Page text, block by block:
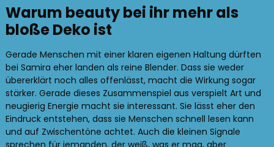
Warum beauty bei ihr mehr als
bloße Deko ist
Gerade Menschen mit einer klaren eigenen Haltung dürften
bei Samira eher landen als reine Blender. Dass sie weder
übererklärt noch alles offenlässt, macht die Wirkung sogar
stärker. Gerade dieses Zusammenspiel aus verspielt Art und
neugierig Energie macht sie interessant. Sie lässt eher den
Eindruck entstehen, dass sie Menschen schnell lesen kann
und auf Zwischentöne achtet. Auch die kleinen Signale